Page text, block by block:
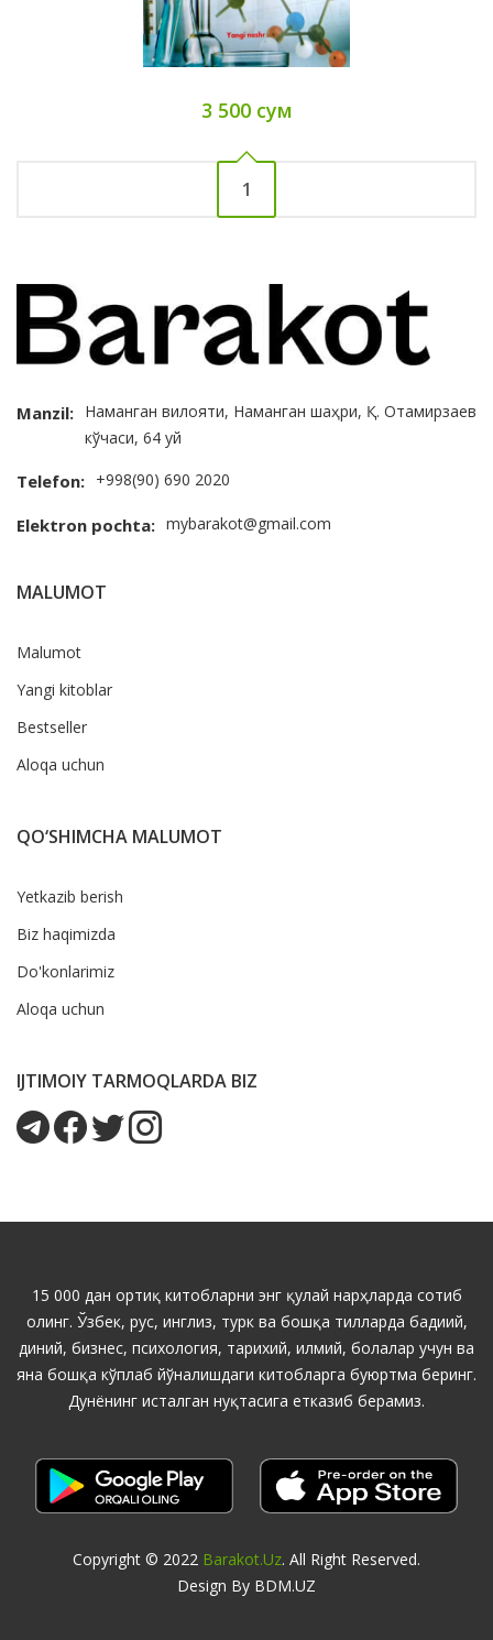
3 500 сум
1
Manzil: Наманган вилояти, Наманган шаҳри, Қ. Отамирзаев
кўчаси, 64 уй
Telefon: +998(90) 690 2020
Elektron pochta: mybarakot@gmail.com
MALUMOT
Malumot
Yangi kitoblar
Bestseller
Aloqa uchun
QO‘SHIMCHA MALUMOT
Yetkazib berish
Biz haqimizda
Do'konlarimiz
Aloqa uchun
IJTIMOIY TARMOQLARDA BIZ
15 000 дан ортиқ китобларни энг қулай нарҳларда сотиб
олинг. Ўзбек, рус, инглиз, турк ва бошқа тилларда бадиий,
диний, бизнес, психология, тарихий, илмий, болалар учун ва
яна бошқа кўплаб йўналишдаги китобларга буюртма беринг.
Дунёнинг исталган нуқтасига етказиб берамиз.
Copyright © 2022 Barakot.uz. All Right Reserved.
Design By BDM.UZ